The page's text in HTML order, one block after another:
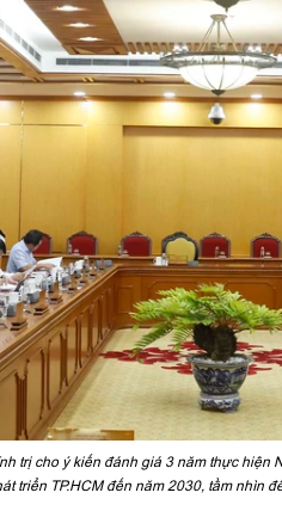
trị cho ý kiến đánh giá 3 năm thực
triển TP.HCM đến năm 2030, tầm nhìn